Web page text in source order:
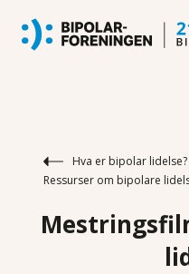
Hva er bipolar lidelse?
Ressurser om bipolare